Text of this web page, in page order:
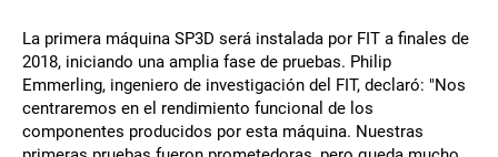
La primera máquina SP3D será instalada por FIT a finales de
2018, iniciando una amplia fase de pruebas. Philip
Emmerling, ingeniero de investigación del FIT, declaró: "Nos
centraremos en el rendimiento funcional de los
componentes producidos por esta máquina. Nuestras